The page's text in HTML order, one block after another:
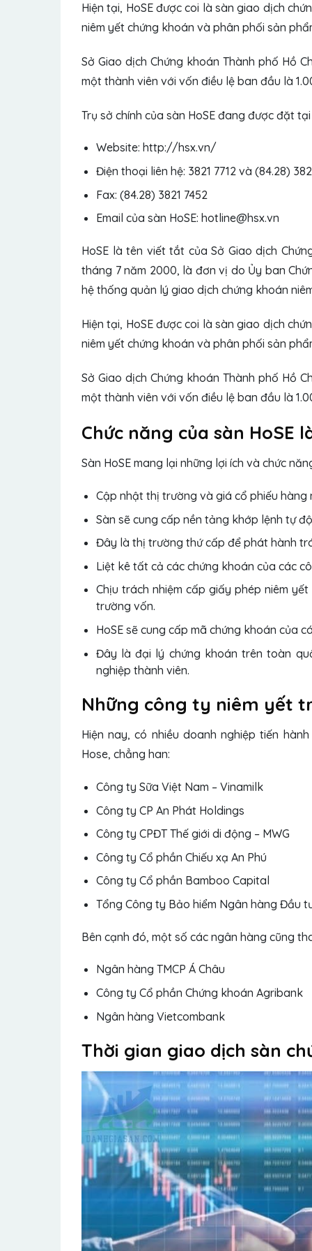
Hiện tại, HoSE được coi là sàn giao dịch
niêm yết chứng khoán và phân phối sản
Sở Giao dịch Chứng khoán Thành phố Hồ
một thành viên với vốn điều lệ ban đầu là
Trụ sở chính của sàn HoSE đang được đặt tại
Website: http://hsx.vn/
Điện thoại liên hệ: 3821 7712 và (84.28)
Fax: (84.28) 3821 7452
Email của sàn HoSE: hotline@hsx.vn
HoSE là tên viết tắt của Sở Giao dịch
tháng 7 năm 2000, là đơn vị do Ủy ban
hệ thống quản lý giao dịch chứng khoán
Hiện tại, HoSE được coi là sàn giao dịch
niêm yết chứng khoán và phân phối sản
Sở Giao dịch Chứng khoán Thành phố Hồ
một thành viên với vốn điều lệ ban đầu là
Chức năng của sàn HoSE
Sàn HoSE mang lại những lợi ích và chức
Cập nhật thị trường và giá cổ phiếu hàng
Sàn sẽ cung cấp nền tảng khớp lệnh tự
Đây là thị trường thứ cấp để phát hành
Liệt kê tất cả các chứng khoán của các
Chịu trách nhiệm cấp giấy phép niêm
trường vốn.
HoSE sẽ cung cấp mã chứng khoán của
Đây là đại lý chứng khoán trên toàn
nghiệp thành viên.
Những công ty niêm yết
Hiện nay, có nhiều doanh nghiệp tiến
Hose, chẳng han:
Công ty Sữa Việt Nam – Vinamilk
Công ty CP An Phát Holdings
Công ty CPĐT Thế giới di động – MWG
Công ty Cổ phần Chiếu xạ An Phú
Công ty Cổ phần Bamboo Capital
Tổng Công ty Bảo hiểm Ngân hàng Đầu
Bên cạnh đó, một số các ngân hàng cũng
Ngân hàng TMCP Á Châu
Công ty Cổ phần Chứng khoán Agribank
Ngân hàng Vietcombank
Thời gian giao dịch sàn